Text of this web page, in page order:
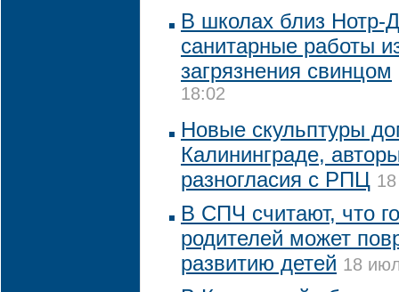
В школах близ Нотр-
санитарные работы
загрязнения свинцом
18:02
Новые скульптуры
Калининграде,
разногласия с РПЦ
В СПЧ считают, что
родителей может
развитию детей 18